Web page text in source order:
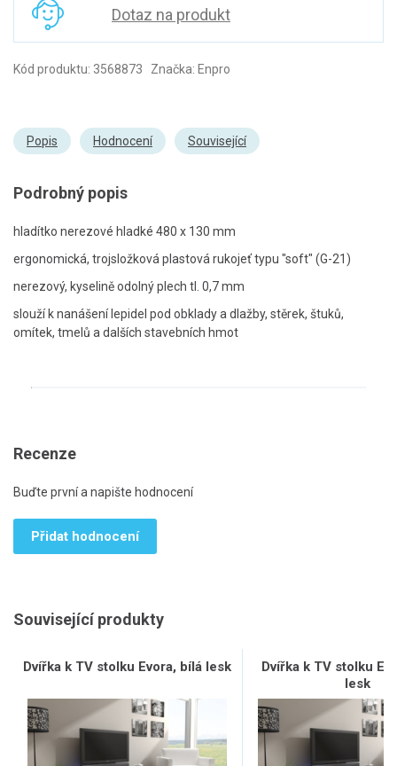
Dotaz na produkt
Kód produktu: 3568873 Značka: Enpro
Popis Hodnocení Související
Podrobný popis
hladítko nerezové hladké 480 x 130 mm
ergonomická, trojsložková plastová rukojeť typu "soft" (G-21)
nerezový, kyselině odolný plech tl. 0,7 mm
slouží k nanášení lepidel pod obklady a dlažby, stěrek, štuků,
omítek, tmelů a dalších stavebních hmot
Recenze
Buďte první a napište hodnocení
Přidat hodnocení
Související produkty
Dvířka k TV stolku Evora, bílá lesk
Dvířka k TV stolku
lesk